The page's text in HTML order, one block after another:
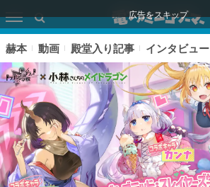
広告をスキップ
赫本 動画 殿堂入り記事 インタビュー